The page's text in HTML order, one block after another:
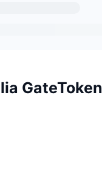
GateToken